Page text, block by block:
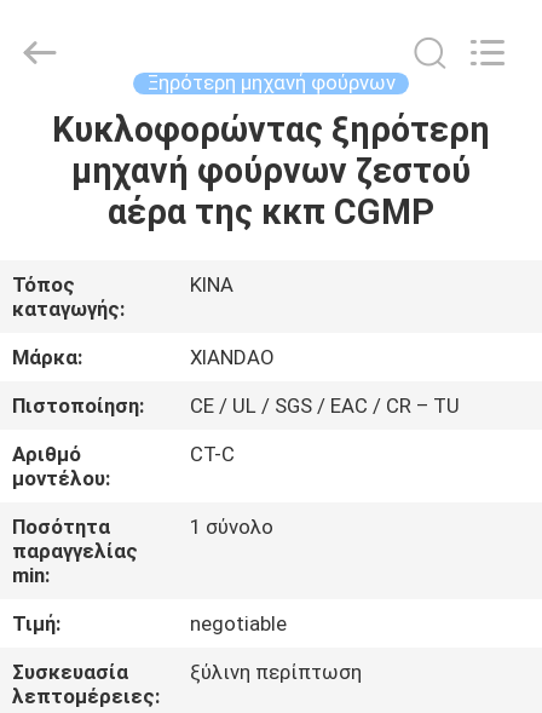
ΣΠΊΤΙ
ΠΡΟΪΌΝΤΑ
ΠΕΡΊΠΟΥ
ΕΜΕΊΣ
ΓΎΡΟΣ
ΕΡΓΟΣΤΑΣΊΩΝ
ΠΟΙΟΤΙΚΌΣ
ΈΛΕΓΧΟΣ
ΜΑΣ
ΕΛΆΤΕ
Technology
Ξηρότερη μηχανή φούρνων
Κυκλοφορώντας ξηρότερη
μηχανή φούρνων ζεστού
αέρα της κκπ CGMP
Τόπος
καταγωγής:
ΚΙΝΑ
Μάρκα:
XIANDAO
Πιστοποίηση:
CE / UL / SGS / EAC / CR – TU
Αριθμό
μοντέλου:
CT-C
Ποσότητα
παραγγελίας
min:
1 σύνολο
Τιμή:
negotiable
Συσκευασία
λεπτομέρειες:
ξύλινη περίπτωση